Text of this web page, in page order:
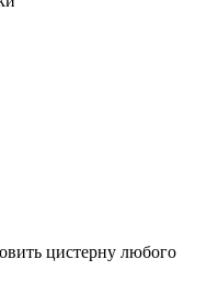
цистерну любого